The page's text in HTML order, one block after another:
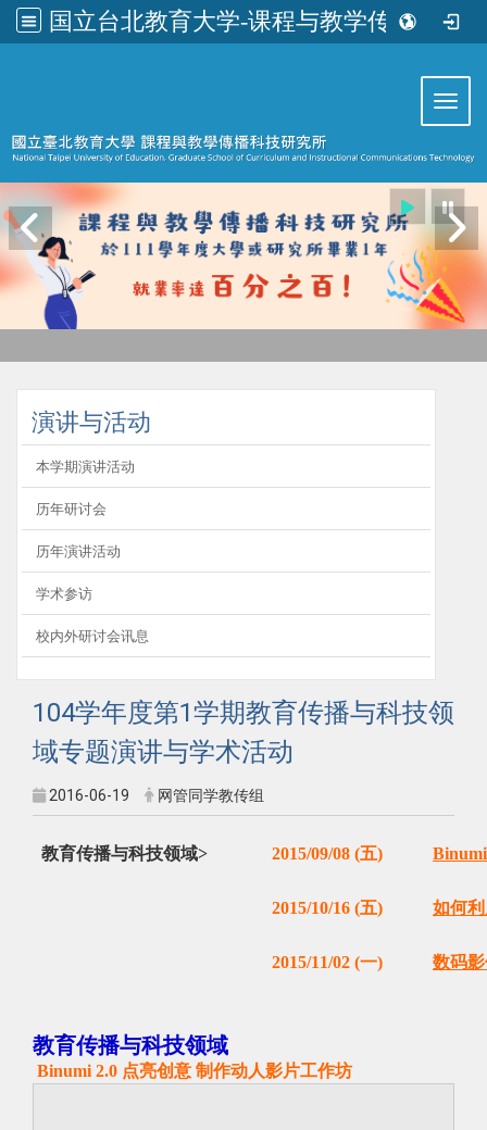
国立台北教育大学-课程与教学传播科技研究所
演讲与活动
本学期演讲活动
历年研讨会
历年演讲活动
学术参访
校内外研讨会讯息
104学年度第1学期教育传播与科技领
域专题演讲与学术活动
2016-06-19 网管同学教传组
教育传播与科技领域> 2015/09/08 (五)
2015/10/16 (五) 如何
2015/11/02 (一) 数码
教育传播与科技领域
Binumi 2.0 点亮创意 制作动人影片工作坊